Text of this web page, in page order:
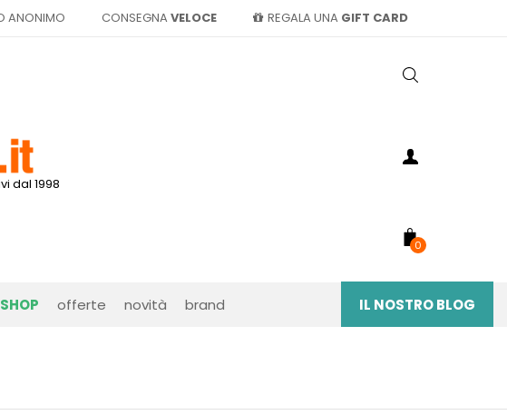
ANONIMO CONSEGNA VELOCE REGALA UNA GIFT CARD
dal 1998
0
offerte novità brand IL NOSTRO BLOG